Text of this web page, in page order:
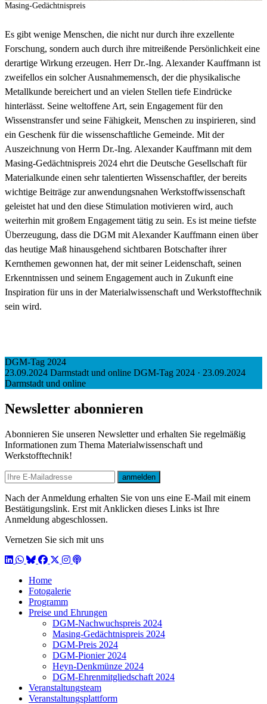
Masing-Gedächtnispreis
Es gibt wenige Menschen, die nicht nur durch ihre exzellente
Forschung, sondern auch durch ihre mitreißende Persönlichkeit eine
derartige Wirkung erzeugen. Herr Dr.-Ing. Alexander Kauffmann ist
zweifellos ein solcher Ausnahmemensch, der die physikalische
Metallkunde bereichert und an vielen Stellen tiefe Eindrücke
hinterlässt. Seine weltoffene Art, sein Engagement für den
Wissenstransfer und seine Fähigkeit, Menschen zu inspirieren, sind
ein Geschenk für die wissenschaftliche Gemeinde. Mit der
Auszeichnung von Herrn Dr.-Ing. Alexander Kauffmann mit dem
Masing-Gedächtnispreis 2024 ehrt die Deutsche Gesellschaft für
Materialkunde einen sehr talentierten Wissenschaftler, der bereits
wichtige Beiträge zur anwendungsnahen Werkstoffwissenschaft
geleistet hat und den diese Stimulation motivieren wird, auch
weiterhin mit großem Engagement tätig zu sein. Es ist meine tiefste
Überzeugung, dass die DGM mit Alexander Kauffmann einen über
das heutige Maß hinausgehend sichtbaren Botschafter ihrer
Kernthemen gewonnen hat, der mit seiner Leidenschaft, seinen
Erkenntnissen und seinem Engagement auch in Zukunft eine
Inspiration für uns in der Materialwissenschaft und Werkstofftechnik
sein wird.
DGM-Tag 2024
23.09.2024 Darmstadt und online DGM-Tag 2024 · 23.09.2024
Darmstadt und online
Newsletter abonnieren
Abonnieren Sie unseren Newsletter und erhalten Sie regelmäßig
Informationen zum Thema Materialwissenschaft und
Werkstofftechnik!
E-mail
anmelden
Nach der Anmeldung erhalten Sie von uns eine E-Mail mit einem
Bestätigungslink. Erst mit Anklicken dieses Links ist Ihre
Anmeldung abgeschlossen.
Vernetzen Sie sich mit uns
LinkedIn
WhatsApp
BlueSky
Facebook
X / Twitter
Instagram
Podcast
Home
Fotogalerie
Programm
Preise und Ehrungen
DGM-Nachwuchspreis 2024
Masing-Gedächtnispreis 2024
DGM-Preis 2024
DGM-Pionier 2024
Heyn-Denkmünze 2024
DGM-Ehrenmitgliedschaft 2024
Veranstaltungsteam
Veranstaltungsplattform